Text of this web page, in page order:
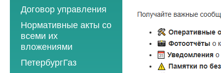
2013 год
2014 год
2015 год
Договор управления
Нормативные акты со
всеми их
вложениями
ПетербургГаз